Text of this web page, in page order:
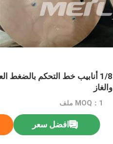
1/8 أنابيب خط التحكم بالضغط
والغاز
MOQ：1 ملف
افضل سعر